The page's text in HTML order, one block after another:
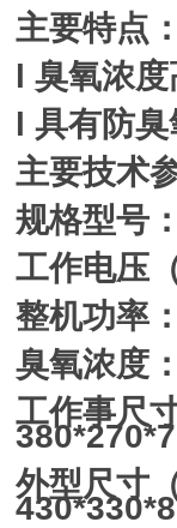
主要特点：
l 臭氧浓度
l 具有防臭
主要技术
规格型号
工作电压
整机功率
臭氧浓度
工作事尺
外型尺寸